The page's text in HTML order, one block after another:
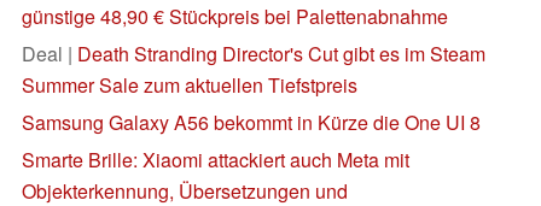
günstige 48,90 € Stückpreis bei Palettenabnahme
Deal | Death Stranding Director's Cut gibt es im Steam
Summer Sale zum aktuellen Tiefstpreis
Samsung Galaxy A56 bekommt in Kürze die One UI 8
Smarte Brille: Xiaomi attackiert auch Meta mit
Objekterkennung, Übersetzungen und